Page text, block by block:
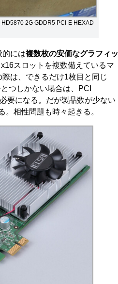
2G GDDR5 PCI-E HEXAD
には複数枚の安価なグラフィッ
スロットを複数備えているマ
は、できるだけ1枚目と同じ
つしかない場合は、PCI
要になる。だが製品数が少ない
。相性問題も時々起きる。